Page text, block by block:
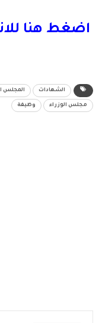
اضغط هنا
الشهادات المجلس
مجلس الوزراء وظيفة